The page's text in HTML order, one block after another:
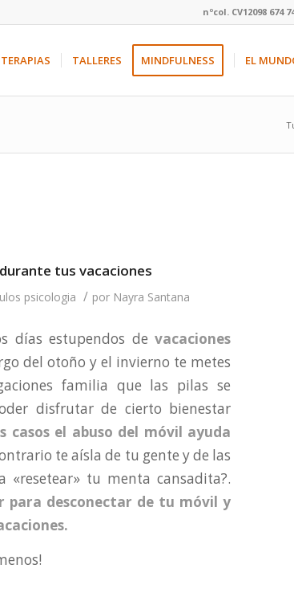
nºcol. CV12098
TERAPIAS TALLERES MINDFULNESS EL
tus vacaciones
psicologia / por Nayra Santana
días estupendos de vacaciones
del otoño y el invierno te metes
familia que las pilas se
disfrutar de cierto bienestar
casos el abuso del móvil ayuda
te aísla de tu gente y de las
tu menta cansadita?.
para desconectar de tu móvil y